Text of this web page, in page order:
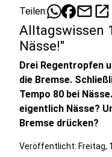
Teilen: mailopen_in_new
Alltagswissen
Nässe!"
Drei Regentropfen
die Bremse.
Tempo 80 bei
eigentlich Nässe?
Bremse drücken?
Veröffentlicht: Freitag,